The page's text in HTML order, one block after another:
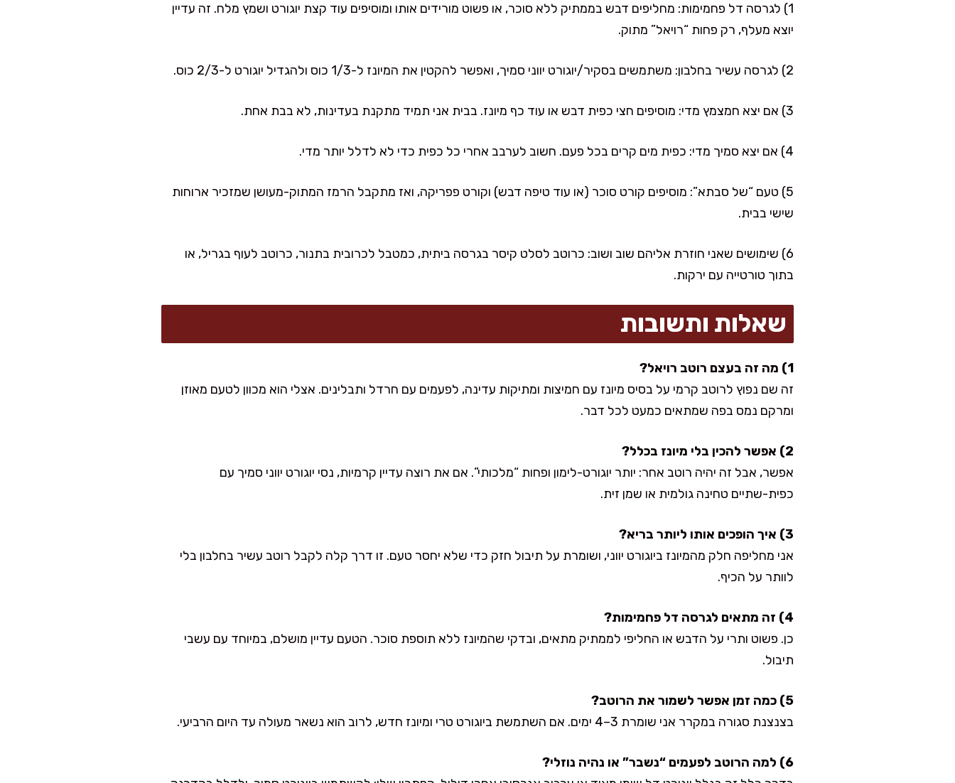
1) לגרסה דל פחמימות: מחליפים דבש בממתיק ללא סוכר, או פשוט מורידים אותו ומוסיפים עוד קצת יוגורט ושמץ מלח. זה עדיין
יוצא מעלף, רק פחות “רויאל” מתוק.
2) לגרסה עשיר בחלבון: משתמשים בסקיר/יוגורט יווני סמיך, ואפשר להקטין את המיונז ל-1/3 כוס ולהגדיל יוגורט ל-2/3 כוס.
3) אם יצא חמצמץ מדי: מוסיפים חצי כפית דבש או עוד כף מיונז. בבית אני תמיד מתקנת בעדינות, לא בבת אחת.
4) אם יצא סמיך מדי: כפית מים קרים בכל פעם. חשוב לערבב אחרי כל כפית כדי לא לדלל יותר מדי.
5) טעם “של סבתא”: מוסיפים קורט סוכר (או עוד טיפה דבש) וקורט פפריקה, ואז מתקבל הרמז המתוק-מעושן שמזכיר ארוחות
שישי בבית.
6) שימושים שאני חוזרת אליהם שוב ושוב: כרוטב לסלט קיסר בגרסה ביתית, כמטבל לכרובית בתנור, כרוטב לעוף בגריל, או
בתוך טורטייה עם ירקות.
שאלות ותשובות
1) מה זה בעצם רוטב רויאל?
זה שם נפוץ לרוטב קרמי על בסיס מיונז עם חמיצות ומתיקות עדינה, לפעמים עם חרדל ותבלינים. אצלי הוא מכוון לטעם מאוזן
ומרקם נמס בפה שמתאים כמעט לכל דבר.
2) אפשר להכין בלי מיונז בכלל?
אפשר, אבל זה יהיה רוטב אחר: יותר יוגורט-לימון ופחות “מלכותי”. אם את רוצה עדיין קרמיות, נסי יוגורט יווני סמיך עם
כפית-שתיים טחינה גולמית או שמן זית.
3) איך הופכים אותו ליותר בריא?
אני מחליפה חלק מהמיונז ביוגורט יווני, ושומרת על תיבול חזק כדי שלא יחסר טעם. זו דרך קלה לקבל רוטב עשיר בחלבון בלי
לוותר על הכיף.
4) זה מתאים לגרסה דל פחמימות?
כן. פשוט ותרי על הדבש או החליפי לממתיק מתאים, ובדקי שהמיונז ללא תוספת סוכר. הטעם עדיין מושלם, במיוחד עם עשבי
תיבול.
5) כמה זמן אפשר לשמור את הרוטב?
בצנצנת סגורה במקרר אני שומרת 3–4 ימים. אם השתמשת ביוגורט טרי ומיונז חדש, לרוב הוא נשאר מעולה עד היום הרביעי.
6) למה הרוטב לפעמים “נשבר” או נהיה נוזלי?